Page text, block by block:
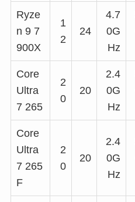
Ryze
n 9 7
900X
1
2
24
4.7
0G
Hz
Core
Ultra
7 265
2
0
20
2.4
0G
Hz
Core
Ultra
7 265
F
2
0
20
2.4
0G
Hz